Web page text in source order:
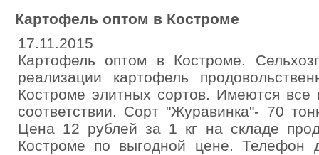
Картофель оптом в Костроме
17.11.2015
Картофель оптом в Костроме.
реализации картофель
Костроме элитных сортов. Имеются
соответствии. Сорт "Журавинка"- 70
Цена 12 рублей за 1 кг на складе
Костроме по выгодной цене. Телефон